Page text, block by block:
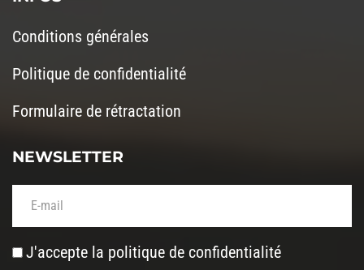
Conditions générales
Politique de confidentialité
Formulaire de rétractation
NEWSLETTER
Votre adresse de messagerie (obligatoire)
J'accepte la politique de confidentialité